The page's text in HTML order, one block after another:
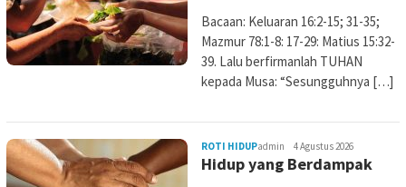
Bacaan: Keluaran 16:2-15; 31-35;
Mazmur 78:1-8: 17-29: Matius 15:32-
39. Lalu berfirmanlah TUHAN
kepada Musa: “Sesungguhnya […]
ROTI HIDUPadmin 4 Agustus 2026
Hidup yang Berdampak